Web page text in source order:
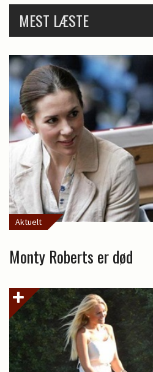
MEST LÆSTE
Aktuelt
Monty Roberts er død